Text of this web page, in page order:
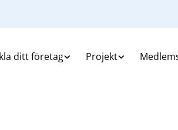
ditt företag Projekt